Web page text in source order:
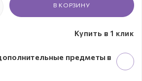
В КОРЗИНУ
Купить в 1 клик
предметы в